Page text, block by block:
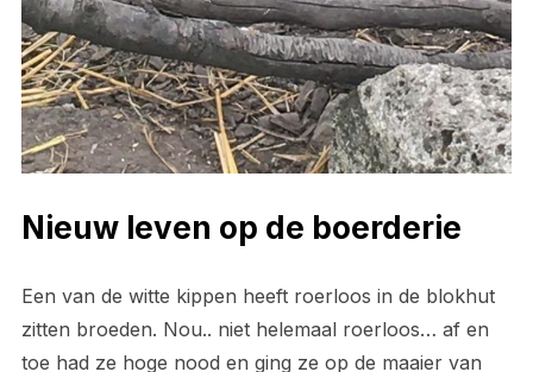
Nieuw leven op de boerderie
Een van de witte kippen heeft roerloos in de blokhut
zitten broeden. Nou.. niet helemaal roerloos… af en
toe had ze hoge nood en ging ze op de maaier van